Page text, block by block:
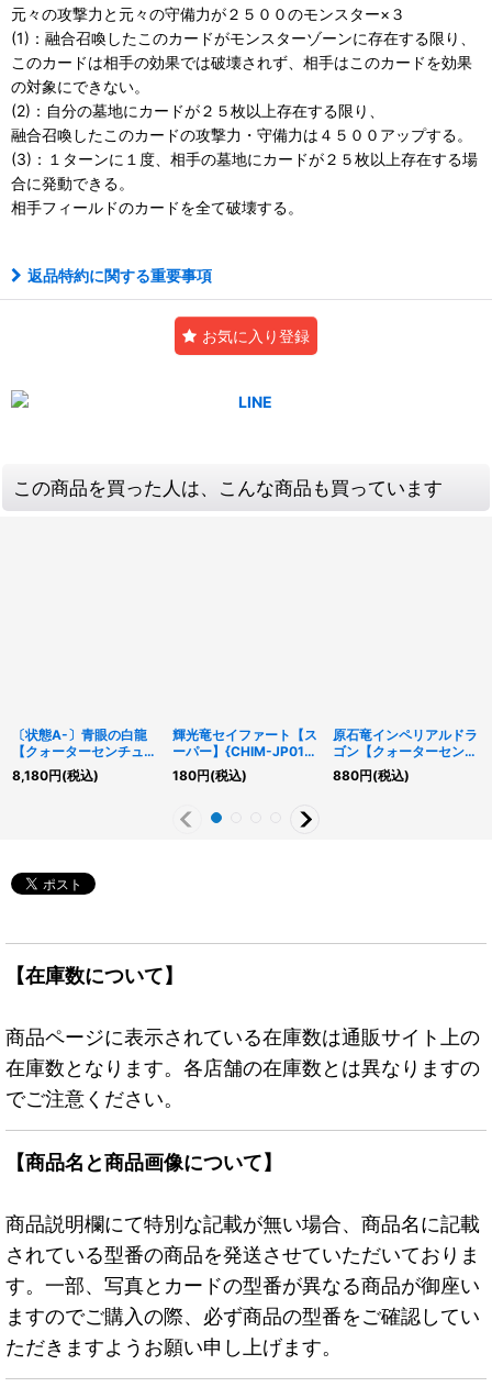
元々の攻撃力と元々の守備力が２５００のモンスター×３
(1)：融合召喚したこのカードがモンスターゾーンに存在する限り、
このカードは相手の効果では破壊されず、相手はこのカードを効果
の対象にできない。
(2)：自分の墓地にカードが２５枚以上存在する限り、
融合召喚したこのカードの攻撃力・守備力は４５００アップする。
(3)：１ターンに１度、相手の墓地にカードが２５枚以上存在する場
合に発動できる。
相手フィールドのカードを全て破壊する。
返品特約に関する重要事項
お気に入り登録
この商品を買った人は、こんな商品も買っています
〔状態A-〕青眼の白龍
【クォーターセンチュリ
ーシークレット】
{QCDB-JP009}《モン
8,180円(税込)
輝光竜セイファート【ス
ーパー】{CHIM-JP014}
《モンスター》
180円(税込)
原石竜インペリアルドラ
ゴン【クォーターセンチ
ュリーシークレット】
{ROTA-JP013}《モンス
880円(税込)
【在庫数について】
商品ページに表示されている在庫数は通販サイト上の
在庫数となります。各店舗の在庫数とは異なりますの
でご注意ください。
【商品名と商品画像について】
商品説明欄にて特別な記載が無い場合、商品名に記載
されている型番の商品を発送させていただいておりま
す。一部、写真とカードの型番が異なる商品が御座い
ますのでご購入の際、必ず商品の型番をご確認してい
ただきますようお願い申し上げます。